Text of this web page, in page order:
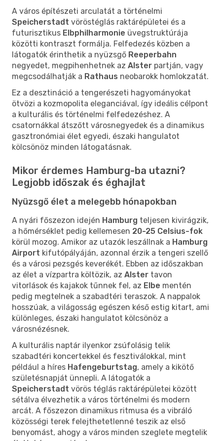
A város építészeti arculatát a történelmi
Speicherstadt vöröstéglás raktárépületei és a
futurisztikus Elbphilharmonie üvegstruktúrája
közötti kontraszt formálja. Felfedezés közben a
látogatók érinthetik a nyüzsgő Reeperbahn
negyedet, megpihenhetnek az Alster partján, vagy
megcsodálhatják a Rathaus neobarokk homlokzatát.
Ez a desztináció a tengerészeti hagyományokat
ötvözi a kozmopolita eleganciával, így ideális célpont
a kulturális és történelmi felfedezéshez. A
csatornákkal átszőtt városnegyedek és a dinamikus
gasztronómiai élet egyedi, északi hangulatot
kölcsönöz minden látogatásnak.
Mikor érdemes Hamburg-ba utazni?
Legjobb időszak és éghajlat
Nyüzsgő élet a melegebb hónapokban
A nyári főszezon idején Hamburg teljesen kivirágzik,
a hőmérséklet pedig kellemesen 20-25 Celsius-fok
körül mozog. Amikor az utazók leszállnak a Hamburg
Airport kifutópályáján, azonnal érzik a tengeri szellő
és a városi pezsgés keverékét. Ebben az időszakban
az élet a vízpartra költözik, az Alster tavon
vitorlások és kajakok tűnnek fel, az Elbe mentén
pedig megtelnek a szabadtéri teraszok. A nappalok
hosszúak, a világosság egészen késő estig kitart, ami
különleges, északi hangulatot kölcsönöz a
városnézésnek.
A kulturális naptár ilyenkor zsúfolásig telik
szabadtéri koncertekkel és fesztiválokkal, mint
például a híres Hafengeburtstag, amely a kikötő
születésnapját ünnepli. A látogatók a
Speicherstadt vörös téglás raktárépületei között
sétálva élvezhetik a város történelmi és modern
arcát. A főszezon dinamikus ritmusa és a vibráló
közösségi terek felejthetetlenné teszik az első
benyomást, ahogy a város minden szeglete megtelik